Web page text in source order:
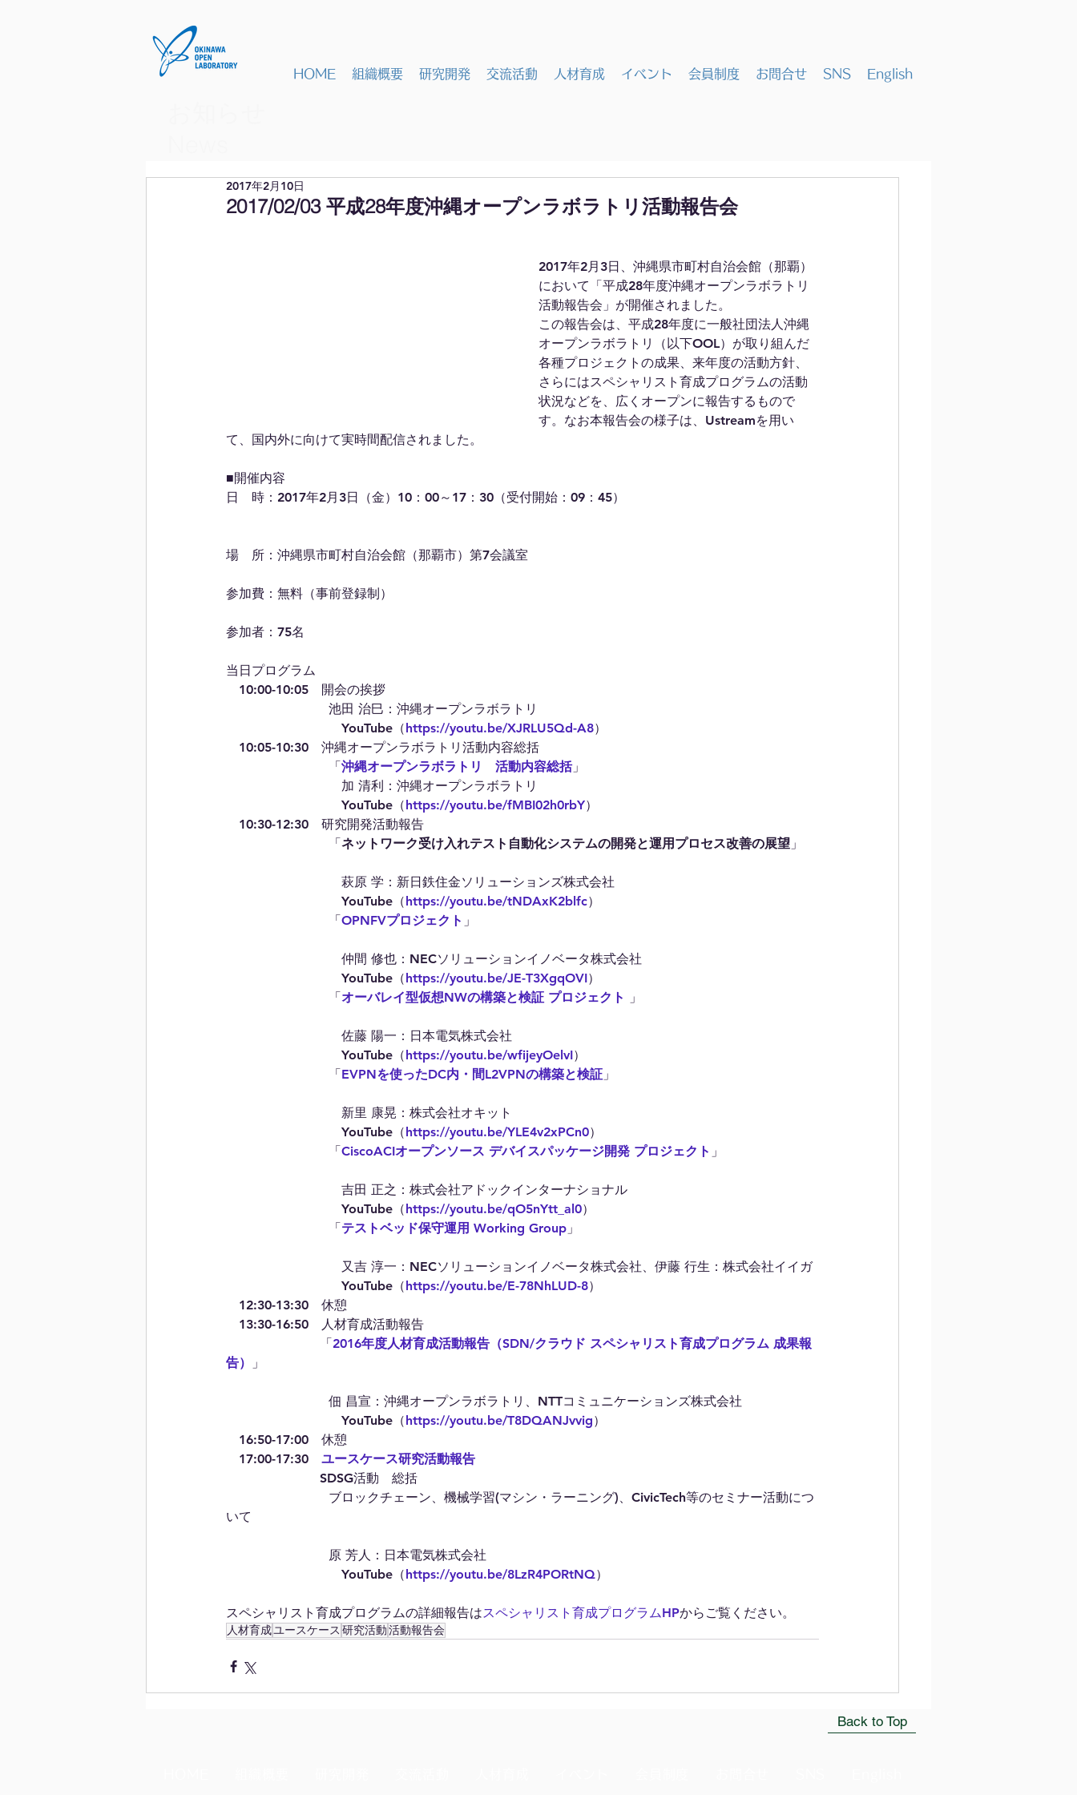
HOME 組織概要 研究開発 交流活動 人材育成 イベント 会員制度 お問合せ SNS English
2017/02/03 平成28年度沖縄オープンラボラトリ活動報告会
2017年2月10日
2017年2月3日、沖縄県市町村自治会館（那覇）
において「平成28年度沖縄オープンラボラトリ
活動報告会」が開催されました。
この報告会は、平成28年度に一般社団法人沖縄
オープンラボラトリ（以下OOL）が取り組んだ
各種プロジェクトの成果、来年度の活動方針、
さらにはスペシャリスト育成プログラムの活動
状況などを、広くオープンに報告するもので
す。なお本報告会の様子は、Ustreamを用い
て、国内外に向けて実時間配信されました。
■開催内容
日　時：2017年2月3日（金）10：00～17：30（受付開始：09：45）
場　所：沖縄県市町村自治会館（那覇市）第7会議室
参加費：無料（事前登録制）
参加者：75名
当日プログラム
10:00-10:05　開会の挨拶
池田 治巳：沖縄オープンラボラトリ
YouTube（https://youtu.be/XJRLU5Qd-A8）
10:05-10:30　沖縄オープンラボラトリ活動内容総括
「沖縄オープンラボラトリ　活動内容総括」
加 清利：沖縄オープンラボラトリ
YouTube（https://youtu.be/fMBI02h0rbY）
10:30-12:30　研究開発活動報告
「ネットワーク受け入れテスト自動化システムの開発と運用プロセス改善の展望 」
萩原 学：新日鉄住金ソリューションズ株式会社
YouTube（https://youtu.be/tNDAxK2blfc）
「OPNFVプロジェクト 」
仲間 修也：NECソリューションイノベータ株式会社
YouTube（https://youtu.be/JE-T3XgqOVI）
「オーバレイ型仮想NWの構築と検証 プロジェクト 」
佐藤 陽一：日本電気株式会社
YouTube（https://youtu.be/wfijeyOelvI）
「EVPNを使ったDC内・間L2VPNの構築と検証 」
新里 康晃：株式会社オキット
YouTube（https://youtu.be/YLE4v2xPCn0）
「CiscoACIオープンソース デバイスパッケージ開発 プロジェクト 」
吉田 正之：株式会社アドックインターナショナル
YouTube（https://youtu.be/qO5nYtt_al0）
「テストベッド保守運用 Working Group 」
又吉 淳一：NECソリューションイノベータ株式会社、伊藤 行生：株式会社イイガ
YouTube（https://youtu.be/E-78NhLUD-8）
12:30-13:30　休憩
13:30-16:50　人材育成活動報告
「2016年度人材育成活動報告（SDN/クラウド スペシャリスト育成プログラム 成果報
告）
」
佃 昌宣：沖縄オープンラボラトリ、NTTコミュニケーションズ株式会社
YouTube（https://youtu.be/T8DQANJvvig）
16:50-17:00　休憩
17:00-17:30 ユースケース研究活動報告
SDSG活動　総括
ブロックチェーン、機械学習(マシン・ラーニング)、CivicTech等のセミナー活動につ
いて
原 芳人：日本電気株式会社
YouTube（https://youtu.be/8LzR4PORtNQ）
スペシャリスト育成プログラムの詳細報告はスペシャリスト育成プログラムHPからご覧ください。
人材育成ユースケース 研究活動活動報告会
Back to Top